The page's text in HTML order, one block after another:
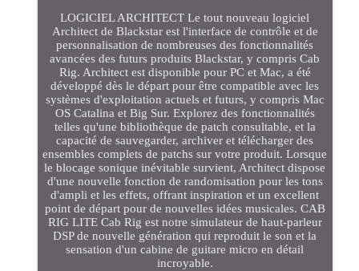
LOGICIEL ARCHITECT Le tout nouveau logiciel
Architect de Blackstar est l'interface de contrôle et de
personnalisation de nombreuses des fonctionnalités
avancées des futurs produits Blackstar, y compris Cab
Rig. Architect est disponible pour PC et Mac, a été
développé dès le départ pour être compatible avec les
systèmes d'exploitation actuels et futurs, y compris Mac
OS Catalina et Big Sur. Explorez des fonctionnalités
telles qu'une bibliothèque de patch consultable, et la
capacité de sauvegarder, archiver et télécharger des
ensembles complets de patchs sur votre produit. Lorsque
le blocage sonique inévitable survient, Architect dispose
d'une nouvelle fonction de randomisation pour les tons
d'ampli et les effets, offrant inspiration et un excellent
point de départ pour de nouvelles idées musicales. CAB
RIG LITE Cab Rig est notre simulateur de haut-parleur
DSP de nouvelle génération qui reproduit le son et la
sensation d'un cabine de guitare micro en détail
incroyable.